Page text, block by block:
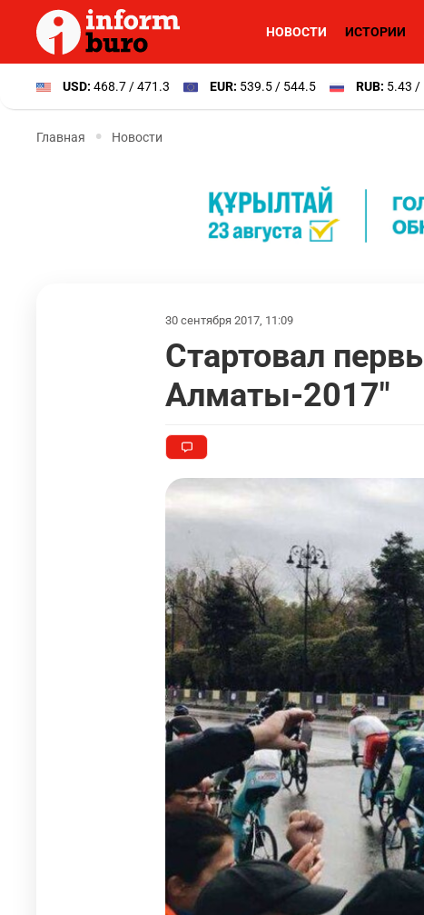
НОВОСТИ ИСТОРИИ
USD: 468.7 / 471.3 EUR: 539.5 / 544.5 RUB: 5.43 /
Главная Новости
30 сентября 2017, 11:09
Стартовал
Алматы-2017"